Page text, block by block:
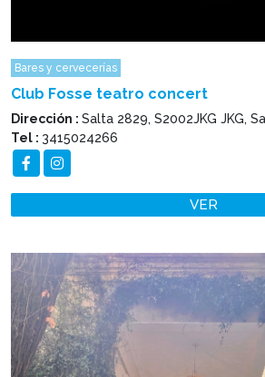
Bares y cervecerías
Club Fosse teatro concert
Dirección : Salta 2829, S2002JKG JKG,
Tel : 3415024266
VER